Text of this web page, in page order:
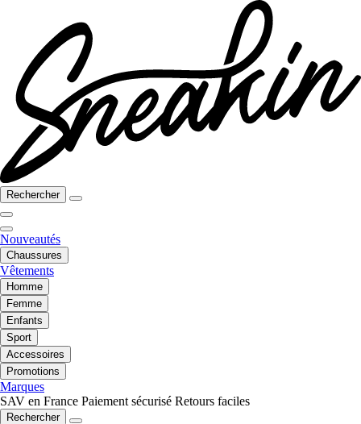
Rechercher
Nouveautés
Chaussures
Vêtements
Homme
Femme
Enfants
Sport
Accessoires
Promotions
Marques
SAV en France Paiement sécurisé Retours faciles
Rechercher